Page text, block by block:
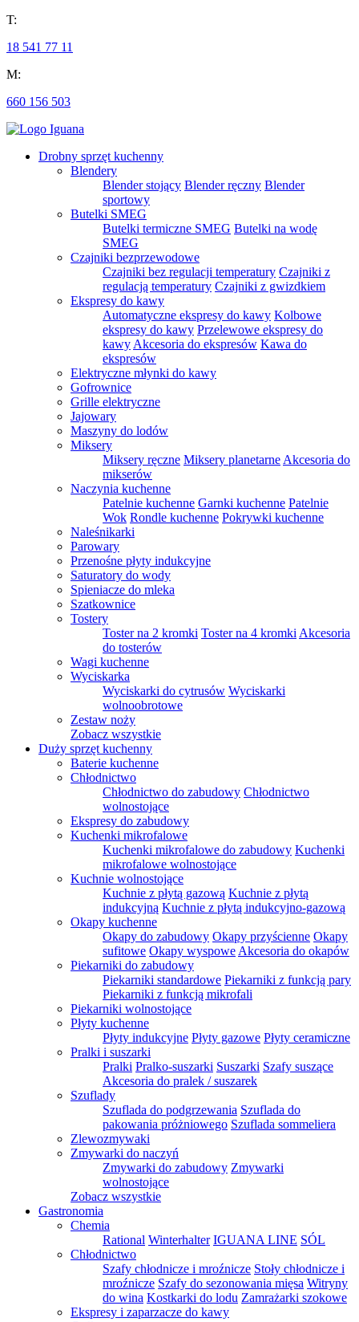
T:
18 541 77 11
M:
660 156 503
Drobny sprzęt kuchenny
Blendery
Blender stojący Blender ręczny Blender
sportowy
Butelki SMEG
Butelki termiczne SMEG Butelki na wodę
SMEG
Czajniki bezprzewodowe
Czajniki bez regulacji temperatury Czajniki z
regulacją temperatury Czajniki z gwizdkiem
Ekspresy do kawy
Automatyczne ekspresy do kawy Kolbowe
ekspresy do kawy Przelewowe ekspresy do
kawy Akcesoria do ekspresów Kawa do
ekspresów
Elektryczne młynki do kawy
Gofrownice
Grille elektryczne
Jajowary
Maszyny do lodów
Miksery
Miksery ręczne Miksery planetarne Akcesoria do
mikserów
Naczynia kuchenne
Patelnie kuchenne Garnki kuchenne Patelnie
Wok Rondle kuchenne Pokrywki kuchenne
Naleśnikarki
Parowary
Przenośne płyty indukcyjne
Saturatory do wody
Spieniacze do mleka
Szatkownice
Tostery
Toster na 2 kromki Toster na 4 kromki Akcesoria
do tosterów
Wagi kuchenne
Wyciskarka
Wyciskarki do cytrusów Wyciskarki
wolnoobrotowe
Zestaw noży
Zobacz wszystkie
Duży sprzęt kuchenny
Baterie kuchenne
Chłodnictwo
Chłodnictwo do zabudowy Chłodnictwo
wolnostojące
Ekspresy do zabudowy
Kuchenki mikrofalowe
Kuchenki mikrofalowe do zabudowy Kuchenki
mikrofalowe wolnostojące
Kuchnie wolnostojące
Kuchnie z płytą gazową Kuchnie z płytą
indukcyjną Kuchnie z płytą indukcyjno-gazową
Okapy kuchenne
Okapy do zabudowy Okapy przyścienne Okapy
sufitowe Okapy wyspowe Akcesoria do okapów
Piekarniki do zabudowy
Piekarniki standardowe Piekarniki z funkcją pary
Piekarniki z funkcją mikrofali
Piekarniki wolnostojące
Płyty kuchenne
Płyty indukcyjne Płyty gazowe Płyty ceramiczne
Pralki i suszarki
Pralki Pralko-suszarki Suszarki Szafy suszące
Akcesoria do pralek / suszarek
Szuflady
Szuflada do podgrzewania Szuflada do
pakowania próżniowego Szuflada sommeliera
Zlewozmywaki
Zmywarki do naczyń
Zmywarki do zabudowy Zmywarki
wolnostojące
Zobacz wszystkie
Gastronomia
Chemia
Rational Winterhalter IGUANA LINE SÓL
Chłodnictwo
Szafy chłodnicze i mroźnicze Stoły chłodnicze i
mroźnicze Szafy do sezonowania mięsa Witryny
do wina Kostkarki do lodu Zamrażarki szokowe
Ekspresy i zaparzacze do kawy